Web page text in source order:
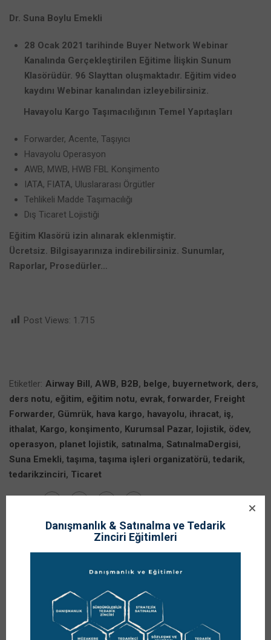
Dr. Suna Boylu Emekli
28 Ocak 2021 tarihinde Buyer Network Webinar
Kanalında Gerçekleştirilen Eğitime İlişkin Sunum
Klasörüdür. 96 Slayttan oluşmaktadır. Eğitim video
kaydını Webinar kanalından izleyebilirsiniz.
Havayolu Kargo Taşımacılığının Temel Yapıtaşları
Forwarder, Acente, Taşıyıcı
Havayolu Operasyon
AWB, MWB, HWB FBL Konşimento
IATA, FIATA, Uluslararası Örgütler
Tehlikeli Madde Taşımacılığı
Dış Ticaret Lojistiği
Eğitim Klasörü izin alınarak eklenmiştir.
Ücretsiz. Bilgisayarınıza indirebilirsiniz. Sunumlar,
Raporlar, Prosedürler…
Post Views: 1.715
Etiketler: Airway Bill, AWB, B2B, belge, buyernetwork, ders,
ders notu, eğitim, eğitim notu, evrak, forwarder, Freight
Forwarder, Gümrük, hava kargo, havayolu, ihracat, iş,
ithalat, Kargo, konşimento, Kurumsal Pazar, lojistik, ödev,
operasyon, planet lojistik, satınalma, SatınalmaDergisi,
Suna Emekli, taşıma, taşıma işleri organizatörü, tedarik,
tedarikzinciri, Ticaret
Prof. Dr. Murat Erdal
Danışmanlık & Satınalma ve Tedarik
Zinciri Eğitimleri